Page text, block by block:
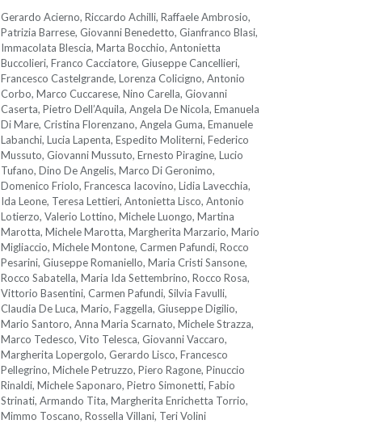
Gerardo Acierno, Riccardo Achilli, Raffaele Ambrosio,
Patrizia Barrese, Giovanni Benedetto, Gianfranco Blasi,
Immacolata Blescia, Marta Bocchio, Antonietta
Buccolieri, Franco Cacciatore, Giuseppe Cancellieri,
Francesco Castelgrande, Lorenza Colicigno, Antonio
Corbo, Marco Cuccarese, Nino Carella, Giovanni
Caserta, Pietro Dell’Aquila, Angela De Nicola, Emanuela
Di Mare, Cristina Florenzano, Angela Guma, Emanuele
Labanchi, Lucia Lapenta, Espedito Moliterni, Federico
Mussuto, Giovanni Mussuto, Ernesto Piragine, Lucio
Tufano, Dino De Angelis, Marco Di Geronimo,
Domenico Friolo, Francesca Iacovino, Lidia Lavecchia,
Ida Leone, Teresa Lettieri, Antonietta Lisco, Antonio
Lotierzo, Valerio Lottino, Michele Luongo, Martina
Marotta, Michele Marotta, Margherita Marzario, Mario
Migliaccio, Michele Montone, Carmen Pafundi, Rocco
Pesarini, Giuseppe Romaniello, Maria Cristi Sansone,
Rocco Sabatella, Maria Ida Settembrino, Rocco Rosa,
Vittorio Basentini, Carmen Pafundi, Silvia Favulli,
Claudia De Luca, Mario, Faggella, Giuseppe Digilio,
Mario Santoro, Anna Maria Scarnato, Michele Strazza,
Marco Tedesco, Vito Telesca, Giovanni Vaccaro,
Margherita Lopergolo, Gerardo Lisco, Francesco
Pellegrino, Michele Petruzzo, Piero Ragone, Pinuccio
Rinaldi, Michele Saponaro, Pietro Simonetti, Fabio
Strinati, Armando Tita, Margherita Enrichetta Torrio,
Mimmo Toscano, Rossella Villani, Teri Volini